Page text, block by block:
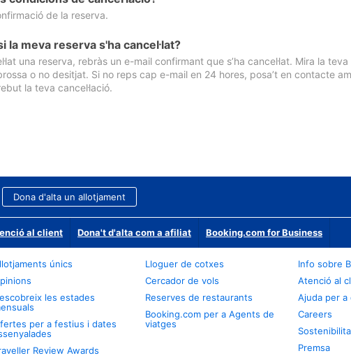
de la reserva.
la meva reserva s'ha cancel·lat?
una reserva, rebràs un e-mail confirmant que s’ha cancel·lat. Mira la
o no desitjat. Si no reps cap e-mail en 24 hores, posa’t en contacte
la teva cancel·lació.
Dona d'alta un allotjament
al client Dona't d'alta com a afiliat Booking.com for Business
únics
les estades
per a festius i dates
Review Awards
Lloguer de cotxes
Cercador de vols
Reserves de restaurants
Booking.com per a Agents de
viatges
Info sobre
Atenció al
Ajuda per a
Careers
Premsa